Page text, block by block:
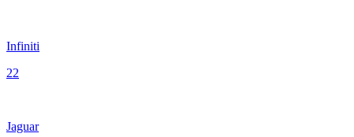
Infiniti
22
Jaguar